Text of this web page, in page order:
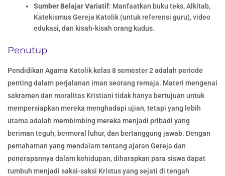
Sumber Belajar Variatif: Manfaatkan buku teks, Alkitab,
Katekismus Gereja Katolik (untuk referensi guru), video
edukasi, dan kisah-kisah orang kudus.
Penutup
Pendidikan Agama Katolik kelas 8 semester 2 adalah periode
penting dalam perjalanan iman seorang remaja. Materi mengenai
sakramen dan moralitas Kristiani tidak hanya bertujuan untuk
mempersiapkan mereka menghadapi ujian, tetapi yang lebih
utama adalah membimbing mereka menjadi pribadi yang
beriman teguh, bermoral luhur, dan bertanggung jawab. Dengan
pemahaman yang mendalam tentang ajaran Gereja dan
penerapannya dalam kehidupan, diharapkan para siswa dapat
tumbuh menjadi saksi-saksi Kristus yang sejati di tengah